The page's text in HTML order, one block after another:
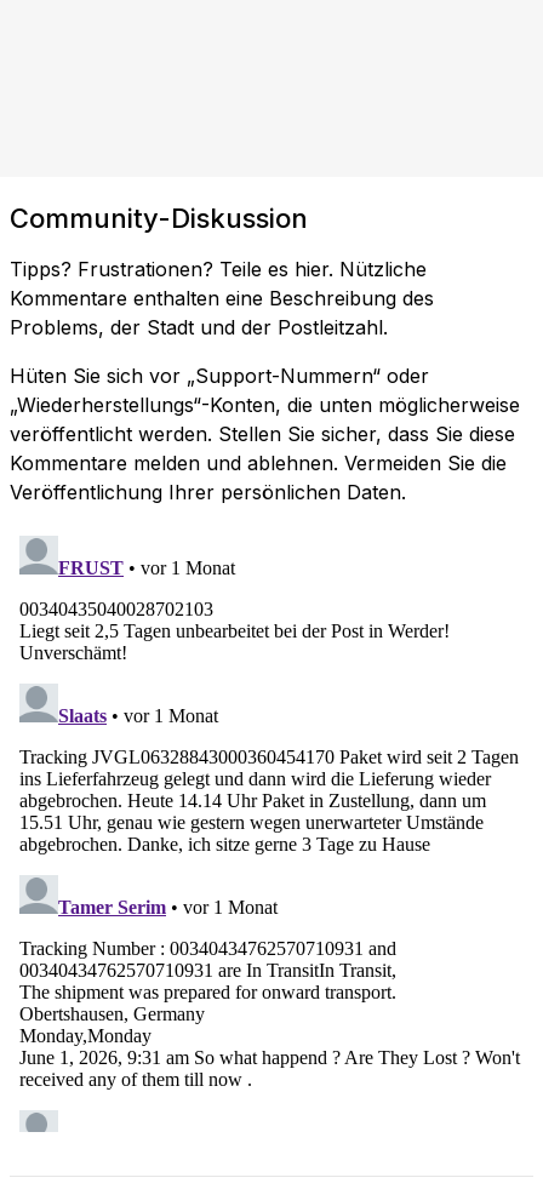
Community-Diskussion
Tipps? Frustrationen? Teile es hier. Nützliche
Kommentare enthalten eine Beschreibung des
Problems, der Stadt und der Postleitzahl.
Hüten Sie sich vor „Support-Nummern“ oder
„Wiederherstellungs“-Konten, die unten möglicherweise
veröffentlicht werden. Stellen Sie sicher, dass Sie diese
Kommentare melden und ablehnen. Vermeiden Sie die
Veröffentlichung Ihrer persönlichen Daten.